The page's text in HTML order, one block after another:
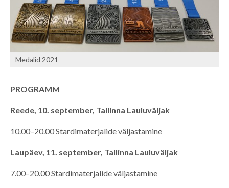
Medalid 2021
PROGRAMM
Reede, 10. september, Tallinna Lauluväljak
10.00–20.00 Stardimaterjalide väljastamine
Laupäev, 11. september, Tallinna Lauluväljak
7.00–20.00 Stardimaterjalide väljastamine